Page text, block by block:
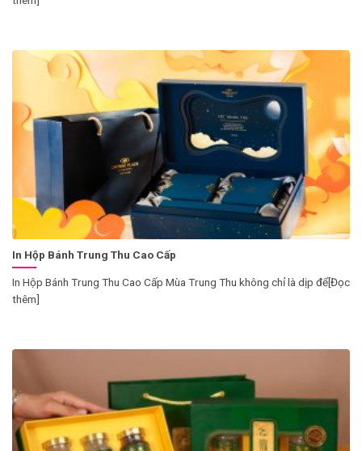
In Hộp Bánh Trung Thu Cao Cấp
In Hộp Bánh Trung Thu Cao Cấp Mùa Trung Thu không chỉ là dịp để[Đọc
thêm]